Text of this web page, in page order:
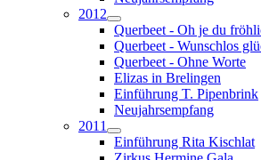
2012
Querbeet - Oh je du
Querbeet - Wunschlos
Querbeet - Ohne Worte
Elizas in Brelingen
Einführung T. Pipenbrink
Neujahrsempfang
2011
Einführung Rita Kischlat